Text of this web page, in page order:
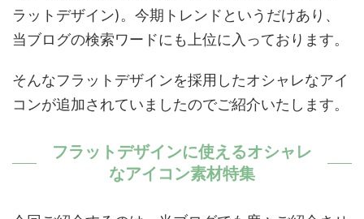
ラットデザイン)。今期トレンドというだけあり、
当ブログの検索ワードにも上位に入っております。
そんなフラットデザインを採用したオシャレなアイ
コンが追加されていましたのでご紹介いたします。
フラットデザインに使えるオシャレ
なアイコン素材特集